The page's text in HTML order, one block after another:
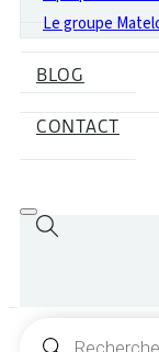
Le groupe
BLOG
CONTACT